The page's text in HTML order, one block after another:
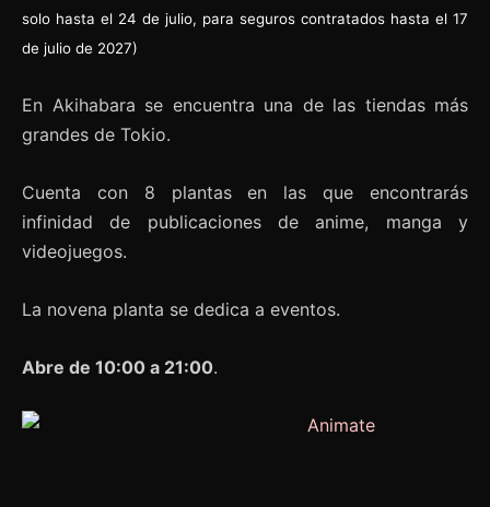
solo hasta el 24 de julio, para seguros contratados hasta el 17
de julio de 2027)
En Akihabara se encuentra una de las tiendas más
grandes de Tokio.
Cuenta con 8 plantas en las que encontrarás
infinidad de publicaciones de anime, manga y
videojuegos.
La novena planta se dedica a eventos.
Abre de 10:00 a 21:00.